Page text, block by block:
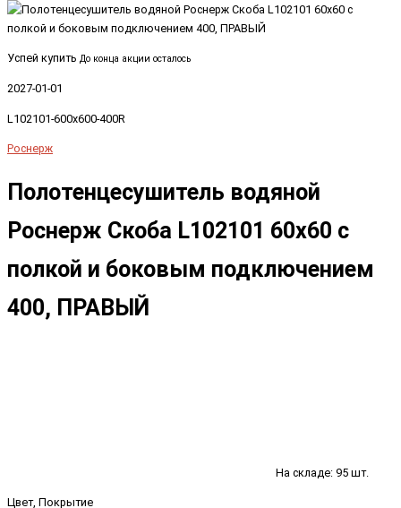
Успей купить До конца акции осталось
2027-01-01
L102101-600x600-400R
Роснерж
Полотенцесушитель водяной
Роснерж Скоба L102101 60x60 с
полкой и боковым подключением
400, ПРАВЫЙ
На складе: 95 шт.
Цвет, Покрытие